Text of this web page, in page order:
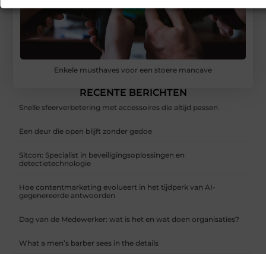
Enkele musthaves voor een stoere mancave
RECENTE BERICHTEN
Snelle sfeerverbetering met accessoires die altijd passen
Een deur die open blijft zonder gedoe
Sitcon: Specialist in beveiligingsoplossingen en
detectietechnologie
Hoe contentmarketing evolueert in het tijdperk van AI-
gegenereerde antwoorden
Dag van de Medewerker: wat is het en wat doen organisaties?
What a men’s barber sees in the details